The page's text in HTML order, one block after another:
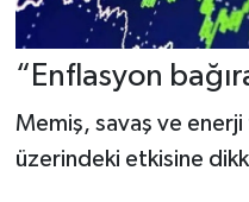
“Enflasyon
Memiş, savaş ve enerji
üzerindeki etkisine